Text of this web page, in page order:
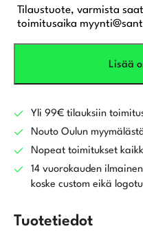
Tilaustuote, varmista
toimitusaika
Lisää
Yli 99€ tilauksiin
Nouto Oulun
Nopeat toimitukset
14 vuorokauden
koske custom eikä
Tuotetiedot